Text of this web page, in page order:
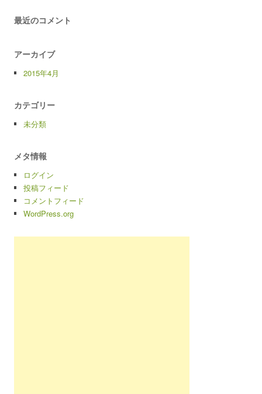
最近のコメント
アーカイブ
2015年4月
カテゴリー
未分類
メタ情報
ログイン
投稿フィード
コメントフィード
WordPress.org